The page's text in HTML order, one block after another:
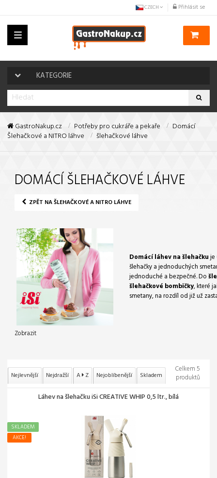
Přihlásit se
CZECH
Toggle
navigation
KATEGORIE
GastroNakup.cz
Potřeby pro cukráře a pekaře
Šlehačkové a NITRO láhve
Domácí
šlehačkové láhve
DOMÁCÍ ŠLEHAČKOVÉ LÁHVE
ZPĚT NA ŠLEHAČKOVÉ A NITRO LÁHVE
Domácí láhev na šlehačkuje
šlehačky a jednoduchých
jednoduché a bezpečné. Do
šlehačkové bombičky, které
smetany, na rozdíl od již už
Zobrazit
Nejlevnější Nejdražší A Z Nejoblíbenější Skladem
Celkem 5
produktů
Láhev na šlehačku iSi CREATIVE WHIP 0,5 ltr., bílá
AKCE!
SKLADEM